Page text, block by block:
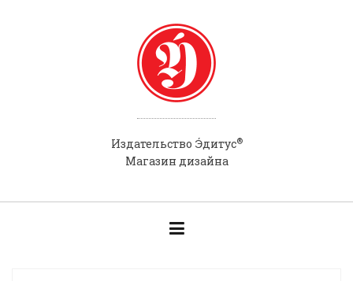
Издательство Э́дитус®
Магазин дизайна